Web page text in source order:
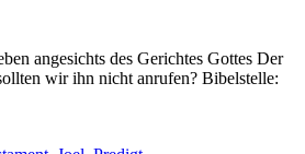
angesichts des Gerichtes Gottes Der
wir ihn nicht anrufen? Bibelstelle: